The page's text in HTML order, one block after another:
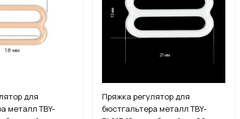
для
металл TBY-
Пряжка регулятор для
бюстгальтера металл TBY-